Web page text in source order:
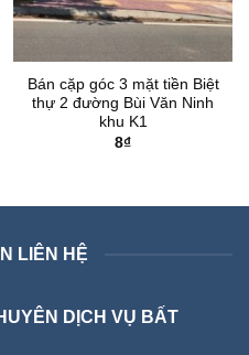
Bán cặp góc 3 mặt tiền Biệt
thự 2 đường Bùi Văn Ninh
khu K1
8₫
LIÊN HỆ
DỊCH VỤ BẤT